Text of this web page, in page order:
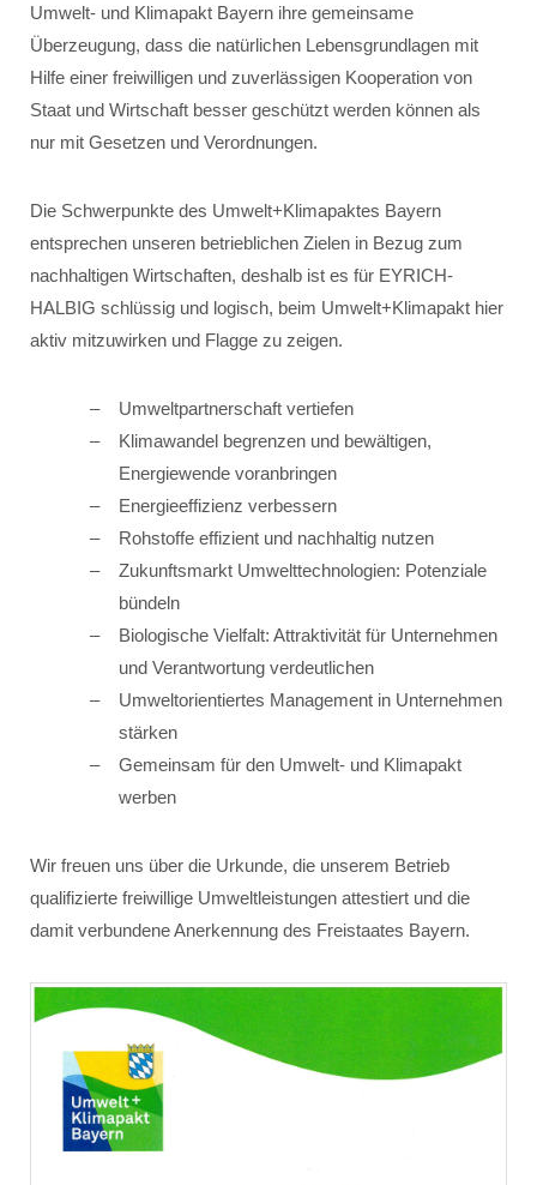
Umwelt- und Klimapakt Bayern ihre gemeinsame
Überzeugung, dass die natürlichen Lebensgrundlagen mit
Hilfe einer freiwilligen und zuverlässigen Kooperation von
Staat und Wirtschaft besser geschützt werden können als
nur mit Gesetzen und Verordnungen.
Die Schwerpunkte des Umwelt+Klimapaktes Bayern
entsprechen unseren betrieblichen Zielen in Bezug zum
nachhaltigen Wirtschaften, deshalb ist es für EYRICH-
HALBIG schlüssig und logisch, beim Umwelt+Klimapakt hier
aktiv mitzuwirken und Flagge zu zeigen.
Umweltpartnerschaft vertiefen
Klimawandel begrenzen und bewältigen,
Energiewende voranbringen
Energieeffizienz verbessern
Rohstoffe effizient und nachhaltig nutzen
Zukunftsmarkt Umwelttechnologien: Potenziale
bündeln
Biologische Vielfalt: Attraktivität für Unternehmen
und Verantwortung verdeutlichen
Umweltorientiertes Management in Unternehmen
stärken
Gemeinsam für den Umwelt- und Klimapakt
werben
Wir freuen uns über die Urkunde, die unserem Betrieb
qualifizierte freiwillige Umweltleistungen attestiert und die
damit verbundene Anerkennung des Freistaates Bayern.